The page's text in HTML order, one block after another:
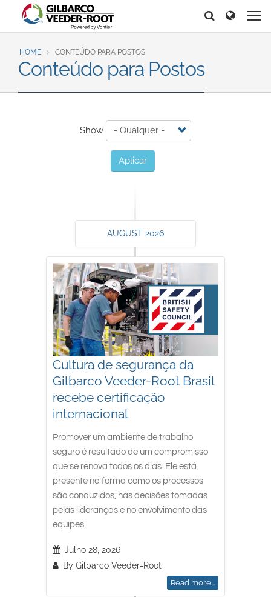
North America
United States
Canada
Europe & CIS
English
Dansk
Français
Magyar
Norsk
Srpski
Asia Pacific
Australia
South East Asia
Search
Search Search
HOME CONTEÚDO PARA POSTOS
Conteúdo para Postos
Show
Aplicar
AUGUST 2026
Cultura de segurança da
Gilbarco Veeder-Root Brasil
recebe certificação
internacional
Promover um ambiente de trabalho
seguro é resultado de um compromisso
que se renova todos os dias. Ele está
presente na forma como os processos
são conduzidos, nas decisões tomadas
pelas lideranças e no envolvimento das
equipes.
Julho 28, 2026
ByGilbarco Veeder-Root
Read more...